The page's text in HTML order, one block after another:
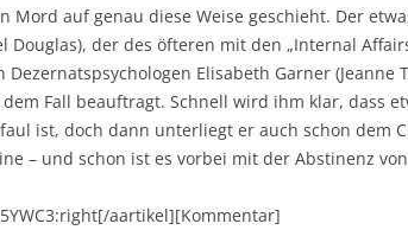
Mord auf genau diese Weise geschieht. Der
Douglas), der des öfteren mit den „Internal
Dezernatspsychologen Elisabeth Garner (Jeanne
Fall beauftragt. Schnell wird ihm klar, dass
ist, doch dann unterliegt er auch schon dem
– und schon ist es vorbei mit der Abstinenz
aartikel][Kommentar]